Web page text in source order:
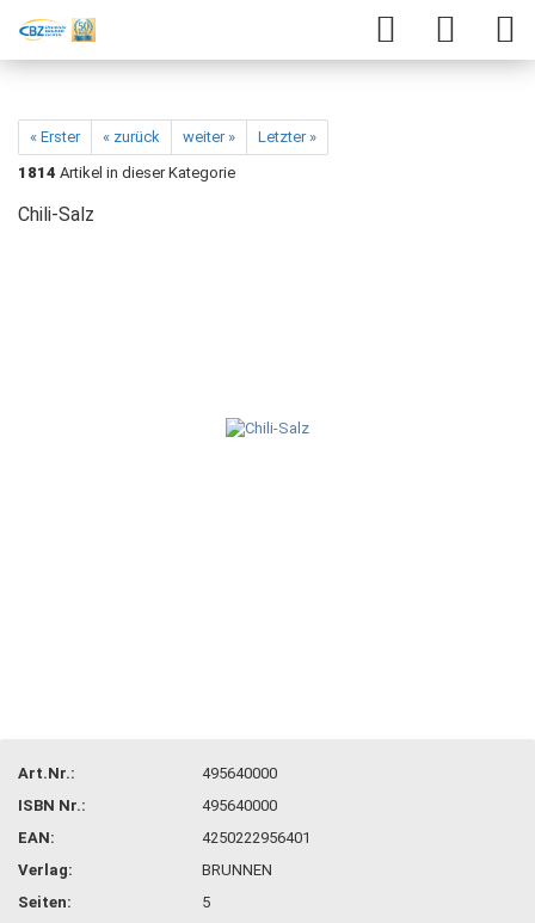
« Erster « zurück weiter »
Letzter »
1814 Artikel in dieser Kategorie
Chili-Salz
Art.Nr.:
495640000
ISBN Nr.:
495640000
EAN:
4250222956401
Verlag:
BRUNNEN
Seiten:
5